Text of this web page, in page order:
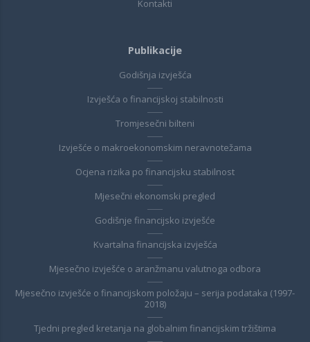
Kontakti
Publikacije
Godišnja izvješća
Izvješća o financijskoj stabilnosti
Tromjesečni bilteni
Izvješće o makroekonomskim neravnotežama
Ocjena rizika po financijsku stabilnost
Mjesečni ekonomski pregled
Godišnje financijsko izvješće
Kvartalna financijska izvješća
Mjesečno izvješće o aranžmanu valutnoga odbora
Mjesečno izvješće o financijskom položaju – serija podataka (1997-
2018)
Tjedni pregled kretanja na globalnim financijskim tržištima